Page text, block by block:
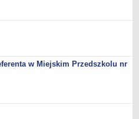
w Miejskim Przedszkolu nr